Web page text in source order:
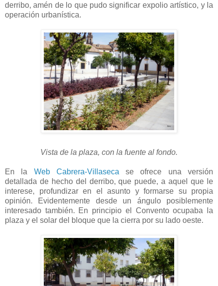
derribo, amén de lo que pudo significar expolio artístico, y la
operación urbanística.
Vista de la plaza, con la fuente al fondo.
En la Web Cabrera-Villaseca se ofrece una versión
detallada de hecho del derribo, que puede, a aquel que le
interese, profundizar en el asunto y formarse su propia
opinión. Evidentemente desde un ángulo posiblemente
interesado también. En principio el Convento ocupaba la
plaza y el solar del bloque que la cierra por su lado oeste.